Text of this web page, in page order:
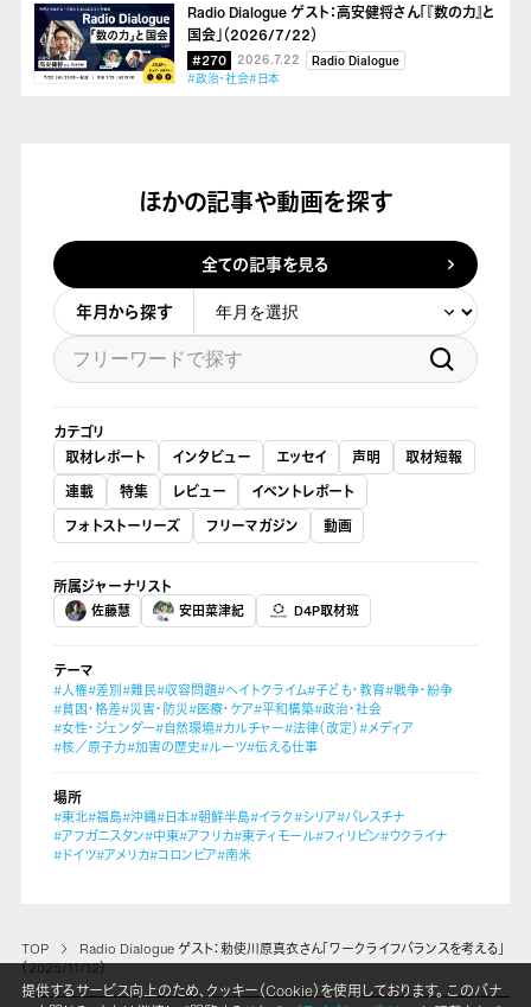
Radio Dialogue ゲスト：高安健将さん「『数の力』と
国会」（2026/7/22）
#270 2026.7.22
Radio Dialogue
#政治・社会#日本
ほかの記事や動画を探す
全ての記事を見る
年月から探す
カテゴリ
取材レポート
インタビュー エッセイ 声明
取材短報
連載
特集 レビュー
イベントレポート
フォトストーリーズ
フリーマガジン 動画
所属ジャーナリスト
佐藤慧 安田菜津紀 D4P取材班
テーマ
#人権#差別#難民#収容問題#ヘイトクライム#子ども・教育#戦争・紛争
#貧困・格差#災害・防災#医療・ケア#平和構築#政治・社会
#女性・ジェンダー#自然環境#カルチャー#法律（改定）#メディア
#核／原子力#加害の歴史#ルーツ#伝える仕事
場所
#東北#福島#沖縄#日本#朝鮮半島#イラク#シリア#パレスチナ
#アフガニスタン#中東#アフリカ#東ティモール#フィリピン#ウクライナ
#ドイツ#アメリカ#コロンビア#南米
TOP
Radio Dialogue ゲスト：勅使川原真衣さん「ワークライフバランスを考える」
（2025/11/12）
提供するサービス向上のため、クッキー（Cookie）を使用しております。 このバナ